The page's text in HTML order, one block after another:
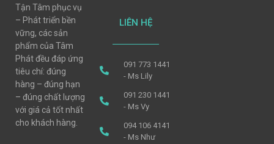
Tận Tâm phục vụ
– Phát triển bền
vững, các sản
phẩm của Tâm
Phát đều đáp ứng
tiêu chí: đúng
hàng – đúng hạn
– đúng chất lượng
với giá cả tốt nhất
cho khách hàng.
LIÊN HỆ
091 773 1441
- Ms Lily
091 230 1441
- Ms Vy
094 106 4141
- Ms Như